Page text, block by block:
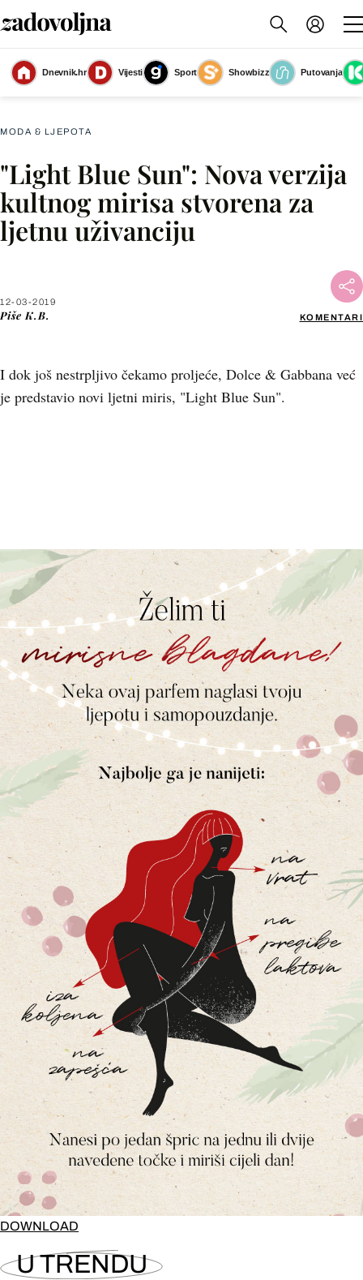
Dnevnik.hr Vijesti Sport Showbizz
Putovanja
Dolce & Gabbana toaletna voda 'Light Blue Sun'
(Foto: Dolce & Gabbana)
MODA & LJEPOTA
"Light Blue Sun": Nova verzija
kultnog mirisa stvorena za
ljetnu uživanciju
12-03-2019
Piše K.B. KOMENTARI
I dok još nestrpljivo čekamo proljeće, Dolce & Gabbana već
je predstavio novi ljetni miris, "Light Blue Sun".
Facebook
X
DOWNLOAD
U TRENDU